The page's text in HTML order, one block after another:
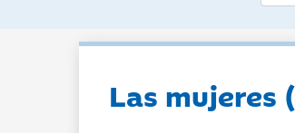
Las mujeres